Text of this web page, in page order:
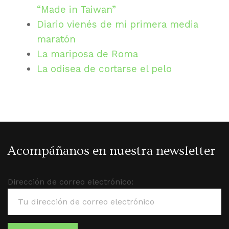
“Made in Taiwan”
Diario vienés de mi primera media
maratón
La mariposa de Roma
La odisea de cortarse el pelo
Acompáñanos en nuestra newsletter
Dirección de correo electrónico: